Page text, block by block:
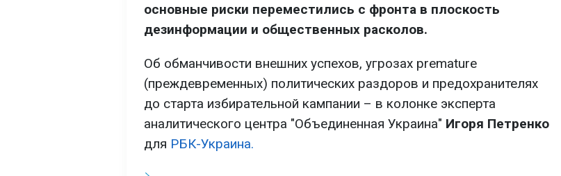
основные риски переместились с фронта в плоскость
дезинформации и общественных расколов.
Об обманчивости внешних успехов, угрозах premature
(преждевременных) политических раздоров и предохранителях
до старта избирательной кампании – в колонке эксперта
аналитического центра "Объединенная Украина" Игоря Петренко
для РБК-Украина.